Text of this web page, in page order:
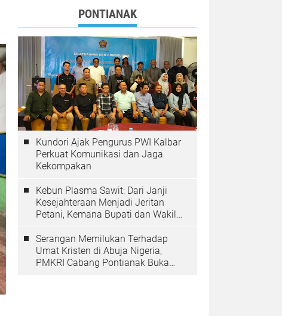
PONTIANAK
Kundori Ajak Pengurus PWI Kalbar
Perkuat Komunikasi dan Jaga
Kekompakan
Kebun Plasma Sawit: Dari Janji
Kesejahteraan Menjadi Jeritan
Petani, Kemana Bupati dan Wakil
Serangan Memilukan Terhadap
Umat Kristen di Abuja Nigeria,
PMKRI Cabang Pontianak Buka